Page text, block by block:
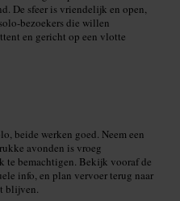
De sfeer is vriendelijk en open,
bezoekers die willen
en gericht op een vlotte
beide werken goed. Neem een
avonden is vroeg
te bemachtigen. Bekijk vooraf de
info, en plan vervoer terug naar
blijven.